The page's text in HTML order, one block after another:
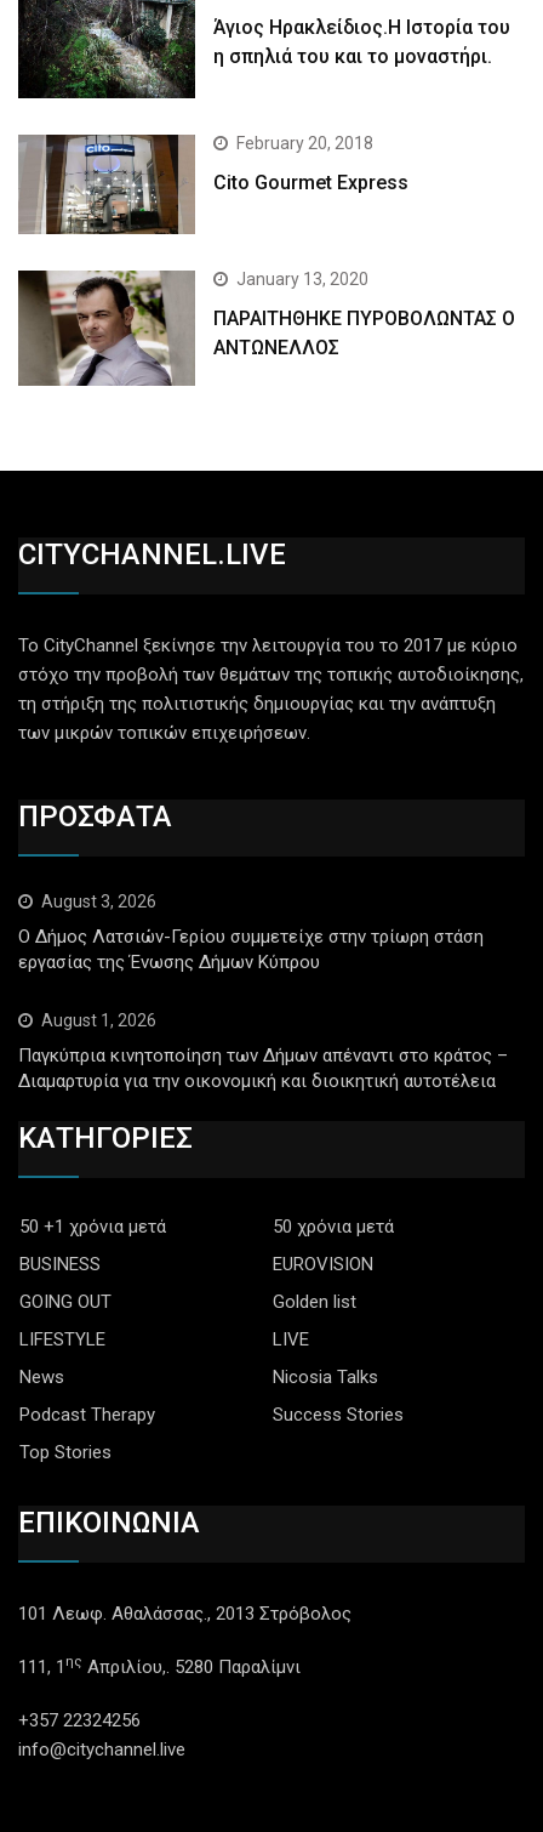
Άγιος Ηρακλείδιος.Η Ιστορία του
η σπηλιά του και το μοναστήρι.
February 20, 2018
Cito Gourmet Express
January 13, 2020
ΠΑΡΑΙΤΗΘΗΚΕ ΠΥΡΟΒΟΛΩΝΤΑΣ Ο
ΑΝΤΩΝΕΛΛΟΣ
CITYCHANNEL.LIVE
Το CityChannel ξεκίνησε την λειτουργία του το 2017 με κύριο
στόχο την προβολή των θεμάτων της τοπικής αυτοδιοίκησης,
τη στήριξη της πολιτιστικής δημιουργίας και την ανάπτυξη
των μικρών τοπικών επιχειρήσεων.
ΠΡΟΣΦΑΤΑ
August 3, 2026
Ο Δήμος Λατσιών-Γερίου συμμετείχε στην τρίωρη στάση
εργασίας της Ένωσης Δήμων Κύπρου
August 1, 2026
Παγκύπρια κινητοποίηση των Δήμων απέναντι στο κράτος –
Διαμαρτυρία για την οικονομική και διοικητική αυτοτέλεια
ΚΑΤΗΓΟΡΙΕΣ
50 +1 χρόνια μετά
50 χρόνια μετά
BUSINESS
EUROVISION
GOING OUT
Golden list
LIFESTYLE
LIVE
News
Nicosia Talks
Podcast Therapy
Success Stories
Top Stories
ΕΠΙΚΟΙΝΩΝΙΑ
101 Λεωφ. Αθαλάσσας., 2013 Στρόβολος
111, 1 ης Απριλίου,. 5280 Παραλίμνι
+357 22324256
info@citychannel.live